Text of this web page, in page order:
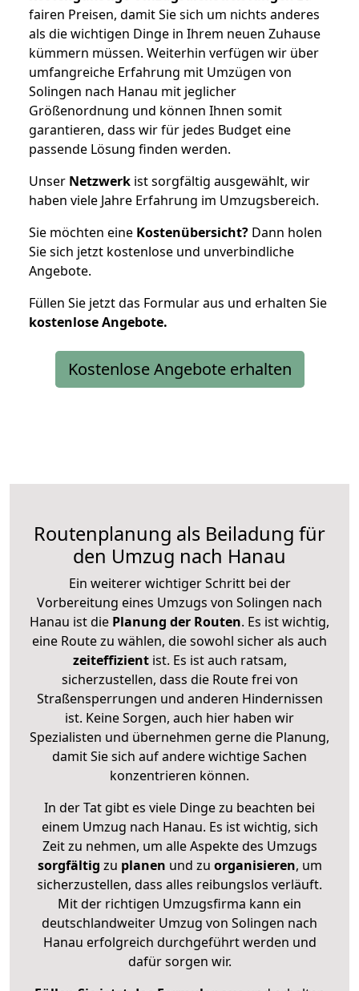
fairen Preisen, damit Sie sich um nichts anderes
als die wichtigen Dinge in Ihrem neuen Zuhause
kümmern müssen. Weiterhin verfügen wir über
umfangreiche Erfahrung mit Umzügen von
Solingen nach Hanau mit jeglicher
Größenordnung und können Ihnen somit
garantieren, dass wir für jedes Budget eine
passende Lösung finden werden.
Unser Netzwerk ist sorgfältig ausgewählt, wir
haben viele Jahre Erfahrung im Umzugsbereich.
Sie möchten eine Kostenübersicht? Dann holen
Sie sich jetzt kostenlose und unverbindliche
Angebote.
Füllen Sie jetzt das Formular aus und erhalten Sie
kostenloseAngebote.
Kostenlose Angebote erhalten
Routenplanung als Beiladung für
den Umzug nach Hanau
Ein weiterer wichtiger Schritt bei der
Vorbereitung eines Umzugs von Solingen nach
Hanau ist die Planung der Routen. Es ist wichtig,
eine Route zu wählen, die sowohl sicher als auch
zeiteffizientist. Es ist auch ratsam,
sicherzustellen, dass die Route frei von
Straßensperrungen und anderen Hindernissen
ist. Keine Sorgen, auch hier haben wir
Spezialisten und übernehmen gerne die Planung,
damit Sie sich auf andere wichtige Sachen
konzentrieren können.
In der Tat gibt es viele Dinge zu beachten bei
einem Umzug nach Hanau. Es ist wichtig, sich
Zeit zu nehmen, um alle Aspekte des Umzugs
sorgfältig zu planen und zu organisieren, um
sicherzustellen, dass alles reibungslos verläuft.
Mit der richtigen Umzugsfirma kann ein
deutschlandweiter Umzug von Solingen nach
Hanau erfolgreich durchgeführt werden und
dafür sorgen wir.